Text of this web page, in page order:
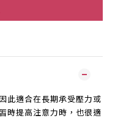
此適合在長期承受壓力或
時提高注意力時，也很適